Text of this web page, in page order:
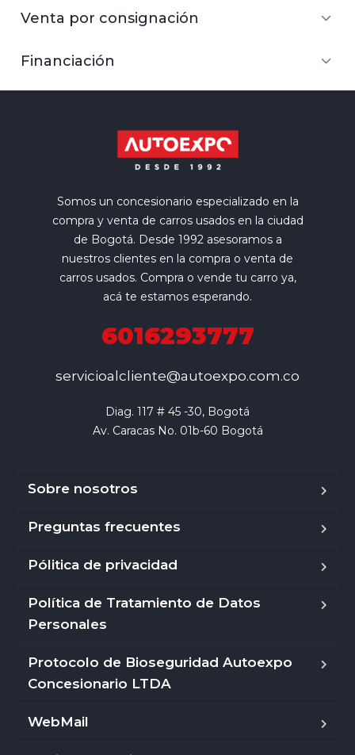
Venta por consignación
Financiación
Somos un concesionario especializado en la
compra y venta de carros usados en la ciudad
de Bogotá. Desde 1992 asesoramos a
nuestros clientes en la compra o venta de
carros usados. Compra o vende tu carro ya,
acá te estamos esperando.
6016293777
servicioalcliente@autoexpo.com.co
Diag. 117 # 45 -30, Bogotá
Av. Caracas No. 01b-60 Bogotá
Sobre nosotros
Preguntas frecuentes
Pólitica de privacidad
Política de Tratamiento de Datos
Personales
Protocolo de Bioseguridad Autoexpo
Concesionario LTDA
WebMail